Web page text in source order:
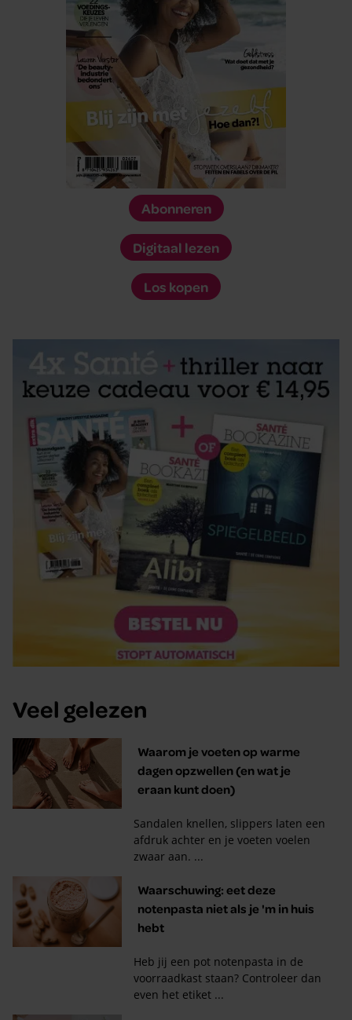
Abonneren
Digitaal lezen
Los kopen